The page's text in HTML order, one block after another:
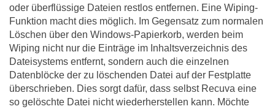
oder überflüssige Dateien restlos entfernen. Eine Wiping-
Funktion macht dies möglich. Im Gegensatz zum normalen
Löschen über den Windows-Papierkorb, werden beim
Wiping nicht nur die Einträge im Inhaltsverzeichnis des
Dateisystems entfernt, sondern auch die einzelnen
Datenblöcke der zu löschenden Datei auf der Festplatte
überschrieben. Dies sorgt dafür, dass selbst Recuva eine
so gelöschte Datei nicht wiederherstellen kann. Möchte